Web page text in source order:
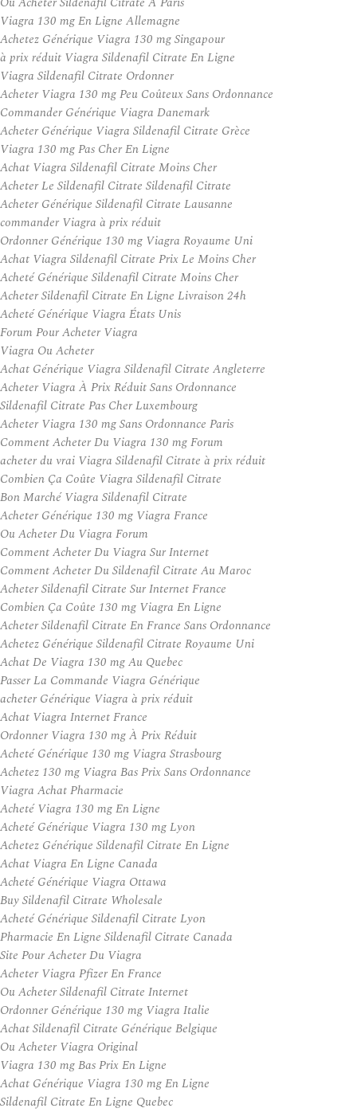
Viagra 130 mg En Ligne Allemagne
Achetez Générique Viagra 130 mg Singapour
à prix réduit Viagra Sildenafil Citrate En Ligne
Viagra Sildenafil Citrate Ordonner
Acheter Viagra 130 mg Peu Coûteux Sans Ordonnance
Commander Générique Viagra Danemark
Acheter Générique Viagra Sildenafil Citrate Grèce
Viagra 130 mg Pas Cher En Ligne
Achat Viagra Sildenafil Citrate Moins Cher
Acheter Le Sildenafil Citrate Sildenafil Citrate
Acheter Générique Sildenafil Citrate Lausanne
commander Viagra à prix réduit
Ordonner Générique 130 mg Viagra Royaume Uni
Achat Viagra Sildenafil Citrate Prix Le Moins Cher
Acheté Générique Sildenafil Citrate Moins Cher
Acheter Sildenafil Citrate En Ligne Livraison 24h
Acheté Générique Viagra États Unis
Forum Pour Acheter Viagra
Viagra Ou Acheter
Achat Générique Viagra Sildenafil Citrate Angleterre
Acheter Viagra À Prix Réduit Sans Ordonnance
Sildenafil Citrate Pas Cher Luxembourg
Acheter Viagra 130 mg Sans Ordonnance Paris
Comment Acheter Du Viagra 130 mg Forum
acheter du vrai Viagra Sildenafil Citrate à prix réduit
Combien Ça Coûte Viagra Sildenafil Citrate
Bon Marché Viagra Sildenafil Citrate
Acheter Générique 130 mg Viagra France
Ou Acheter Du Viagra Forum
Comment Acheter Du Viagra Sur Internet
Comment Acheter Du Sildenafil Citrate Au Maroc
Acheter Sildenafil Citrate Sur Internet France
Combien Ça Coûte 130 mg Viagra En Ligne
Acheter Sildenafil Citrate En France Sans Ordonnance
Achetez Générique Sildenafil Citrate Royaume Uni
Achat De Viagra 130 mg Au Quebec
Passer La Commande Viagra Générique
acheter Générique Viagra à prix réduit
Achat Viagra Internet France
Ordonner Viagra 130 mg À Prix Réduit
Acheté Générique 130 mg Viagra Strasbourg
Achetez 130 mg Viagra Bas Prix Sans Ordonnance
Viagra Achat Pharmacie
Acheté Viagra 130 mg En Ligne
Acheté Générique Viagra 130 mg Lyon
Achetez Générique Sildenafil Citrate En Ligne
Achat Viagra En Ligne Canada
Acheté Générique Viagra Ottawa
Buy Sildenafil Citrate Wholesale
Acheté Générique Sildenafil Citrate Lyon
Pharmacie En Ligne Sildenafil Citrate Canada
Site Pour Acheter Du Viagra
Acheter Viagra Pfizer En France
Ou Acheter Sildenafil Citrate Internet
Ordonner Générique 130 mg Viagra Italie
Achat Sildenafil Citrate Générique Belgique
Ou Acheter Viagra Original
Viagra 130 mg Bas Prix En Ligne
Achat Générique Viagra 130 mg En Ligne
Sildenafil Citrate En Ligne Quebec